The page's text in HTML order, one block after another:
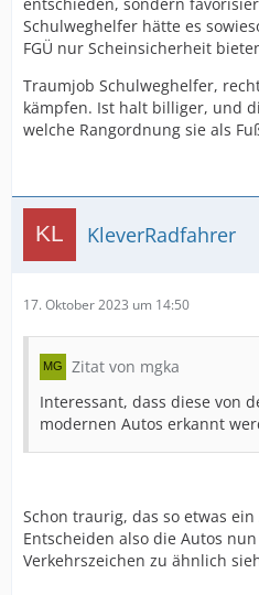
Schulweghelfer hätte es
FGÜ nur Scheinsicherheit
Traumjob Schulweghelfer,
kämpfen. Ist halt billiger, und
welche Rangordnung sie als
KleverRadfahrer
17. Oktober 2023 um 14:50
Zitat von mgka
Interessant, dass diese von
modernen Autos erkannt
Schon traurig, das so etwas
Entscheiden also die Autos
Verkehrszeichen zu ähnlich